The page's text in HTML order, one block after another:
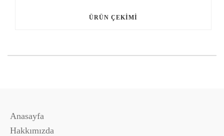
ÜRÜN ÇEKIMI
Anasayfa
Hakkımızda